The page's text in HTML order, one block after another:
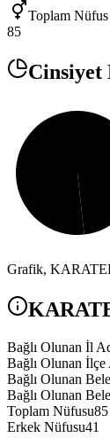
Toplam Nüfus
85
Cinsiyet
Grafik,
Bağlı Olunan İl
Bağlı Olunan İlçe
Bağlı Olunan
Bağlı Olunan
Toplam Nüfusu85
Erkek Nüfusu41